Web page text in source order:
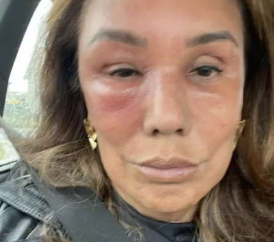
was dat hij een flirt was en altijd ontrouw was,”
vertelt Anouk in gesprek met &C.